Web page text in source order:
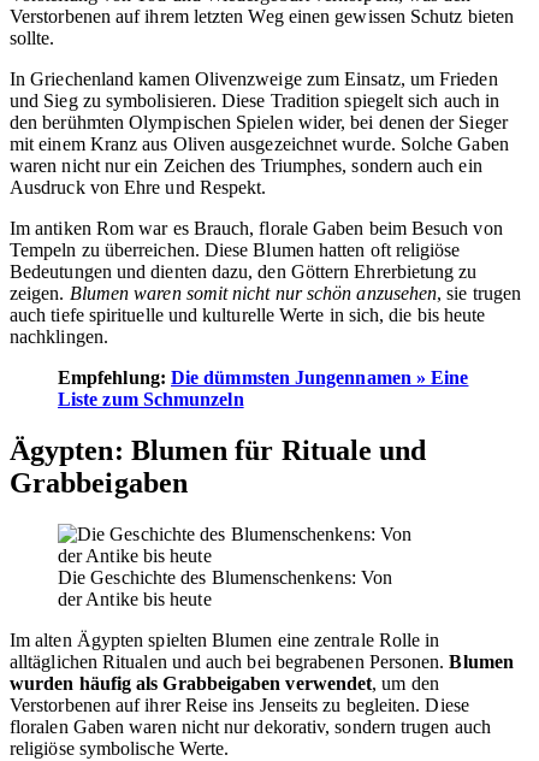
Verstorbenen auf ihrem letzten Weg einen gewissen Schutz bieten
sollte.
In Griechenland kamen Olivenzweige zum Einsatz, um Frieden
und Sieg zu symbolisieren. Diese Tradition spiegelt sich auch in
den berühmten Olympischen Spielen wider, bei denen der Sieger
mit einem Kranz aus Oliven ausgezeichnet wurde. Solche Gaben
waren nicht nur ein Zeichen des Triumphes, sondern auch ein
Ausdruck von Ehre und Respekt.
Im antiken Rom war es Brauch, florale Gaben beim Besuch von
Tempeln zu überreichen. Diese Blumen hatten oft religiöse
Bedeutungen und dienten dazu, den Göttern Ehrerbietung zu
zeigen. Blumen waren somit nicht nur schön anzusehen, sie trugen
auch tiefe spirituelle und kulturelle Werte in sich, die bis heute
nachklingen.
Empfehlung: Die dümmsten Jungennamen » Eine
Liste zum Schmunzeln
Ägypten: Blumen für Rituale und
Grabbeigaben
Die Geschichte des Blumenschenkens: Von
der Antike bis heute
Im alten Ägypten spielten Blumen eine zentrale Rolle in
alltäglichen Ritualen und auch bei begrabenen Personen.Blumen
wurden häufig als Grabbeigaben verwendet, um den
Verstorbenen auf ihrer Reise ins Jenseits zu begleiten. Diese
floralen Gaben waren nicht nur dekorativ, sondern trugen auch
religiöse symbolische Werte.